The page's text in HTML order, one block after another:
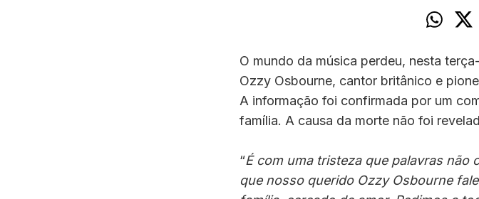
O mundo da música perdeu, nesta
Ozzy Osbourne, cantor britânico e
A informação foi confirmada por um
família. A causa da morte não foi
“É com uma tristeza que palavras
que nosso querido Ozzy Osbourne